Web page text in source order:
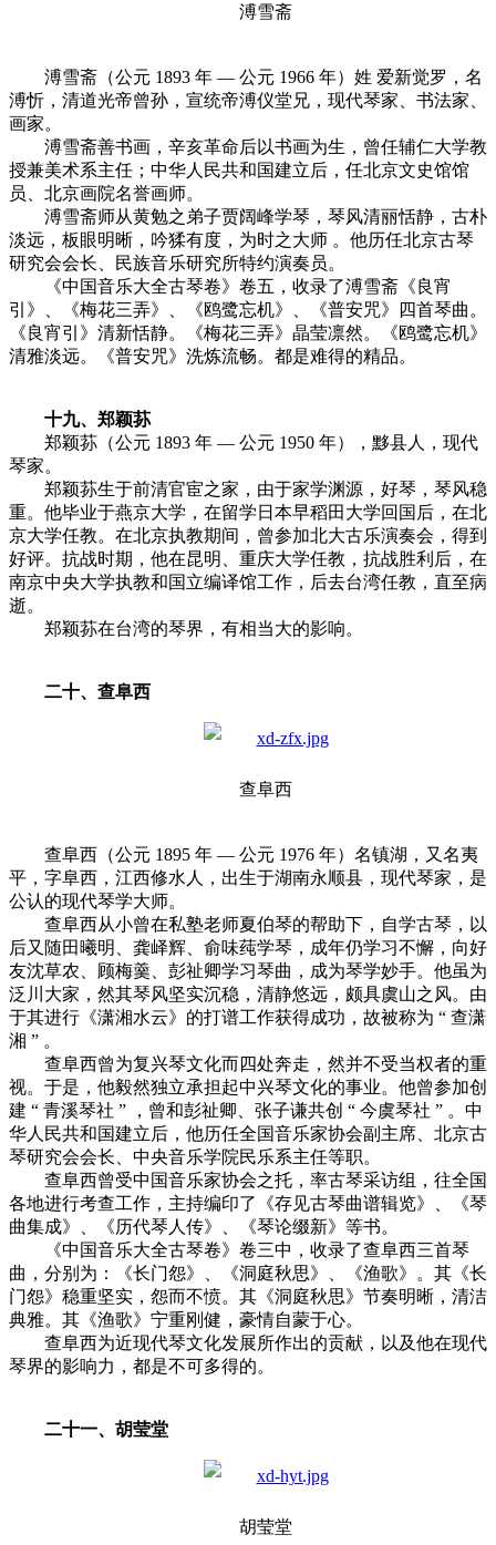
溥雪斋
溥雪斋（公元 1893 年 — 公元 1966 年）姓 爱新觉罗，名
溥忻，清道光帝曾孙，宣统帝溥仪堂兄，现代琴家、书法家、
画家。
溥雪斋善书画，辛亥革命后以书画为生，曾任辅仁大学教
授兼美术系主任；中华人民共和国建立后，任北京文史馆馆
员、北京画院名誉画师。
溥雪斋师从黄勉之弟子贾阔峰学琴，琴风清丽恬静，古朴
淡远，板眼明晰，吟猱有度，为时之大师 。他历任北京古琴
研究会会长、民族音乐研究所特约演奏员。
《中国音乐大全古琴卷》卷五，收录了溥雪斋《良宵
引》、《梅花三弄》、《鸥鹭忘机》、《普安咒》四首琴曲。
《良宵引》清新恬静。《梅花三弄》晶莹凛然。《鸥鹭忘机》
清雅淡远。《普安咒》洗炼流畅。都是难得的精品。
十九、郑颖荪
郑颖荪（公元 1893 年 — 公元 1950 年），黟县人，现代
琴家。
郑颖荪生于前清官宦之家，由于家学渊源，好琴，琴风稳
重。他毕业于燕京大学，在留学日本早稻田大学回国后，在北
京大学任教。在北京执教期间，曾参加北大古乐演奏会，得到
好评。抗战时期，他在昆明、重庆大学任教，抗战胜利后，在
南京中央大学执教和国立编译馆工作，后去台湾任教，直至病
逝。
郑颖荪在台湾的琴界，有相当大的影响。
二十、查阜西
查阜西
查阜西（公元 1895 年 — 公元 1976 年）名镇湖，又名夷
平，字阜西，江西修水人，出生于湖南永顺县，现代琴家，是
公认的现代琴学大师。
查阜西从小曾在私塾老师夏伯琴的帮助下，自学古琴，以
后又随田曦明、龚峄辉、俞味莼学琴，成年仍学习不懈，向好
友沈草农、顾梅羹、彭祉卿学习琴曲，成为琴学妙手。他虽为
泛川大家，然其琴风坚实沉稳，清静悠远，颇具虞山之风。由
于其进行《潇湘水云》的打谱工作获得成功，故被称为 “ 查潇
湘 ” 。
查阜西曾为复兴琴文化而四处奔走，然并不受当权者的重
视。于是，他毅然独立承担起中兴琴文化的事业。他曾参加创
建 “ 青溪琴社 ” ，曾和彭祉卿、张子谦共创 “ 今虞琴社 ” 。中
华人民共和国建立后，他历任全国音乐家协会副主席、北京古
琴研究会会长、中央音乐学院民乐系主任等职。
查阜西曾受中国音乐家协会之托，率古琴采访组，往全国
各地进行考查工作，主持编印了《存见古琴曲谱辑览》、《琴
曲集成》、《历代琴人传》、《琴论缀新》等书。
《中国音乐大全古琴卷》卷三中，收录了查阜西三首琴
曲，分别为：《长门怨》、《洞庭秋思》、《渔歌》。其《长
门怨》稳重坚实，怨而不愤。其《洞庭秋思》节奏明晰，清洁
典雅。其《渔歌》宁重刚健，豪情自蒙于心。
查阜西为近现代琴文化发展所作出的贡献，以及他在现代
琴界的影响力，都是不可多得的。
二十一、胡莹堂
胡莹堂